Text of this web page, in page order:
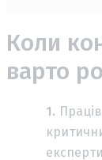
Коли
варто